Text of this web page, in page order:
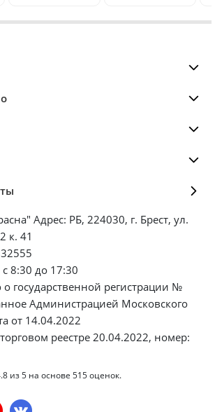
Адрес: РБ, 224030, г. Брест, ул.
к. 41
8:30 до 17:30
о государственной регистрации №
Администрацией Московского
от 14.04.2022
реестре 20.04.2022, номер:
из5 на основе 515оценок.